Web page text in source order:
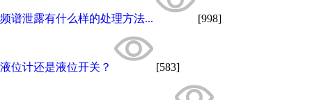
频谱泄露有什么样的处理方法... [998]
液位计还是液位开关？ [583]